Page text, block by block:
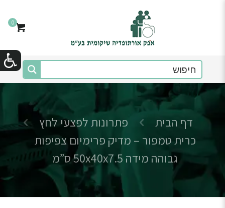
0
דף הבית
פתרונות לפצעי לחץ
כרית טמפור – מדיק פרימיום צפיפות
גבוהה מידה 50x40x7.5 ס”מ